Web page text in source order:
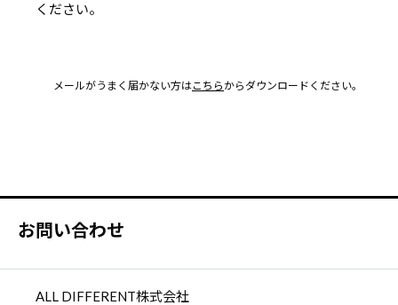
ください。
メールがうまく届かない方はこちら からダウンロードください。
お問い合わせ
ALL DIFFERENT株式会社